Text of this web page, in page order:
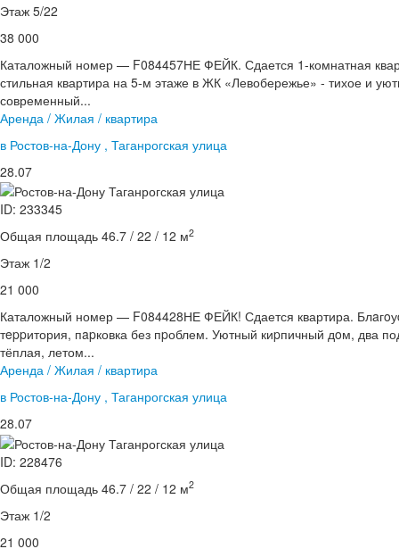
Этаж 5/22
38 000
Каталожный номер — F084457НЕ ФЕЙК. Сдается 1-комнатная
стильная квартира на 5-м этаже в ЖК «Левобережье» - тихое и
современный...
Аренда / Жилая / квартира
в Ростов-на-Дону , Таганрогская улица
28.07
ID: 233345
Общая площадь 46.7 / 22 / 12 м2
Этаж 1/2
21 000
Каталожный номер — F084428НЕ ФЕЙК! Сдается квартира.
тeppитория, пapковка без пpоблем. Уютный киpпичный дoм, два
тёплая, летом...
Аренда / Жилая / квартира
в Ростов-на-Дону , Таганрогская улица
28.07
ID: 228476
Общая площадь 46.7 / 22 / 12 м2
Этаж 1/2
21 000